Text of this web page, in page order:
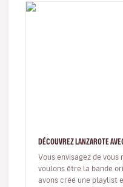
DÉCOUVREZ LANZAROTE
Vous envisagez de vous
voulons être la bande
avons créé une playlist